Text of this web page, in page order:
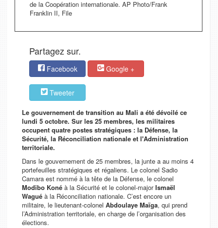
de la Coopération internationale. AP Photo/Frank
Franklin II, File
Partagez sur.
Facebook Google +
Tweeter
Le gouvernement de transition au Mali a été dévoilé ce
lundi 5 octobre. Sur les 25 membres, les militaires
occupent quatre postes stratégiques : la Défense, la
Sécurité, la Réconciliation nationale et l'Administration
territoriale.
Dans le gouvernement de 25 membres, la junte a au moins 4
portefeuilles stratégiques et régaliens. Le colonel Sadio
Camara est nommé à la tête de la Défense, le colonel
Modibo Koné à la Sécurité et le colonel-majorIsmaël
Wagué à la Réconciliation nationale. C’est encore un
militaire, le lieutenant-colonel Abdoulaye Maïga, qui prend
l’Administration territoriale, en charge de l’organisation des
élections.